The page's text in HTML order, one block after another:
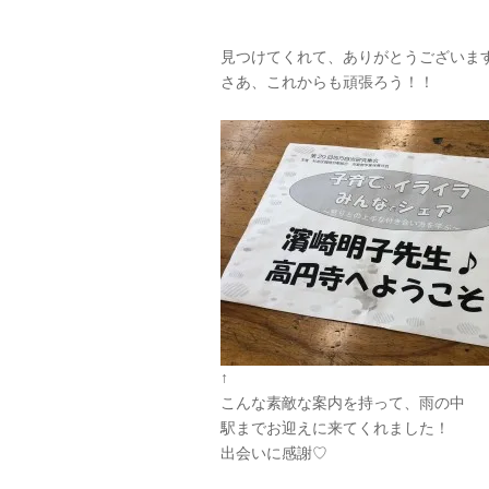
見つけてくれて、ありがとうございま
さあ、これからも頑張ろう！！
↑
こんな素敵な案内を持って、雨の中
駅までお迎えに来てくれました！
出会いに感謝♡